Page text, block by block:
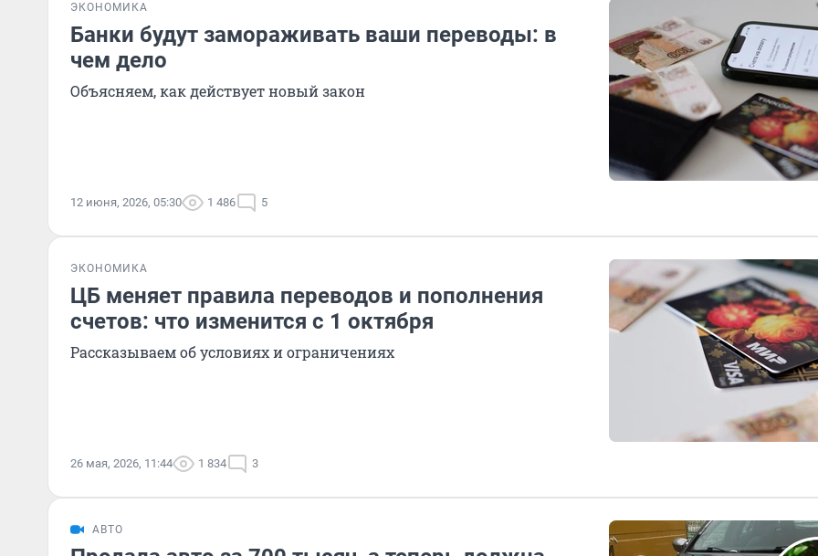
ЭКОНОМИКА
Банки будут замораживать ваши переводы: в
чем дело
Объясняем, как действует новый закон
12 июня, 2026, 05:30 1 486 5
ЭКОНОМИКА
ЦБ меняет правила переводов и пополнения
счетов: что изменится с 1 октября
Рассказываем об условиях и ограничениях
26 мая, 2026, 11:44 1 834 3
АВТО